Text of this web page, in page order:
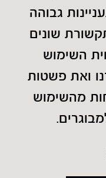
גבוהה
שונים
השימוש
ואת פשטות
מהשימוש